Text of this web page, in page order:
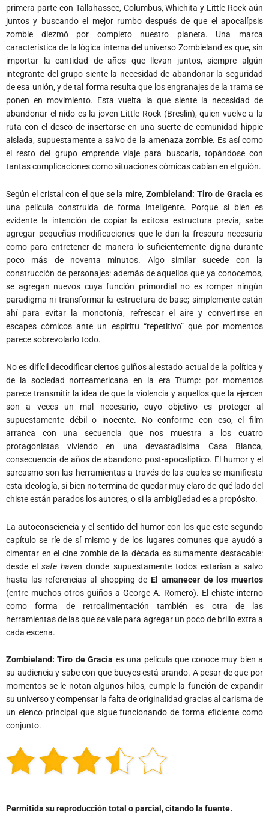
primera parte con Tallahassee, Columbus, Whichita y Little Rock aún
juntos y buscando el mejor rumbo después de que el apocalípsis
zombie diezmó por completo nuestro planeta. Una marca
característica de la lógica interna del universo Zombieland es que, sin
importar la cantidad de años que llevan juntos, siempre algún
integrante del grupo siente la necesidad de abandonar la seguridad
de esa unión, y de tal forma resulta que los engranajes de la trama se
ponen en movimiento. Esta vuelta la que siente la necesidad de
abandonar el nido es la joven Little Rock (Breslin), quien vuelve a la
ruta con el deseo de insertarse en una suerte de comunidad hippie
aislada, supuestamente a salvo de la amenaza zombie. Es así como
el resto del grupo emprende viaje para buscarla, topándose con
tantas complicaciones como situaciones cómicas cabían en el guión.
Según el cristal con el que se la mire,Zombieland: Tiro de Gracia es
una película construida de forma inteligente. Porque si bien es
evidente la intención de copiar la exitosa estructura previa, sabe
agregar pequeñas modificaciones que le dan la frescura necesaria
como para entretener de manera lo suficientemente digna durante
poco más de noventa minutos. Algo similar sucede con la
construcción de personajes: además de aquellos que ya conocemos,
se agregan nuevos cuya función primordial no es romper ningún
paradigma ni transformar la estructura de base; simplemente están
ahí para evitar la monotonía, refrescar el aire y convertirse en
escapes cómicos ante un espíritu “repetitivo” que por momentos
parece sobrevolarlo todo.
No es difícil decodificar ciertos guiños al estado actual de la política y
de la sociedad norteamericana en la era Trump: por momentos
parece transmitir la idea de que la violencia y aquellos que la ejercen
son a veces un mal necesario, cuyo objetivo es proteger al
supuestamente débil o inocente. No conforme con eso, el film
arranca con una secuencia que nos muestra a los cuatro
protagonistas viviendo en una devastadísima Casa Blanca,
consecuencia de años de abandono post-apocalíptico. El humor y el
sarcasmo son las herramientas a través de las cuales se manifiesta
esta ideología, si bien no termina de quedar muy claro de qué lado del
chiste están parados los autores, o si la ambigüedad es a propósito.
La autoconsciencia y el sentido del humor con los que este segundo
capítulo se ríe de sí mismo y de los lugares comunes que ayudó a
cimentar en el cine zombie de la década es sumamente destacable:
desde elsafe haven donde supuestamente todos estarían a salvo
hasta las referencias al shopping deEl amanecer de los muertos
(entre muchos otros guiños a George A. Romero). El chiste interno
como forma de retroalimentación también es otra de las
herramientas de las que se vale para agregar un poco de brillo extra a
cada escena.
Zombieland: Tiro de Gracia es una película que conoce muy bien a
su audiencia y sabe con que bueyes está arando. A pesar de que por
momentos se le notan algunos hilos, cumple la función de expandir
su universo y compensar la falta de originalidad gracias al carisma de
un elenco principal que sigue funcionando de forma eficiente como
conjunto.
Permitida su reproducción total o parcial, citando la fuente.